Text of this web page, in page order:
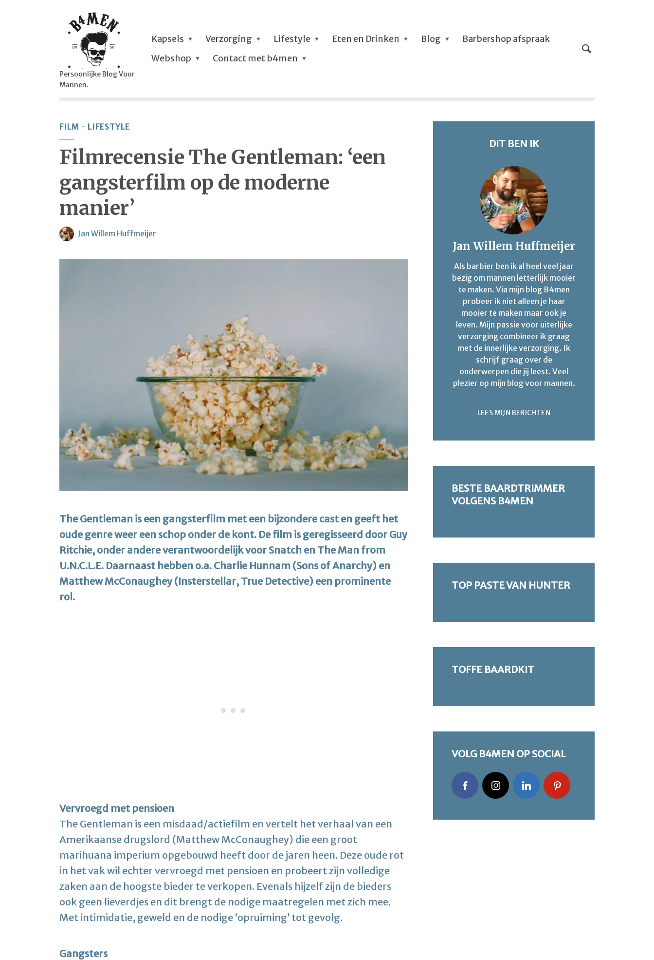
Persoonlijke Blog Voor
Mannen.
Kapsels Verzorging Lifestyle Eten en Drinken Blog
Barbershop afspraak
Webshop
Contact met b4men
FILM LIFESTYLE
Filmrecensie The Gentleman: ‘een
gangsterfilm op de moderne
manier’
Jan Willem Huffmeijer
The Gentleman is een gangsterfilm met een bijzondere cast en geeft het
oude genre weer een schop onder de kont. De film is geregisseerd door Guy
Ritchie, onder andere verantwoordelijk voor Snatch en The Man from
U.N.C.L.E. Daarnaast hebben o.a. Charlie Hunnam (Sons of Anarchy) en
Matthew McConaughey (Insterstellar, True Detective) een prominente
rol.
Vervroegd met pensioen
The Gentleman is een misdaad/actiefilm en vertelt het verhaal van een
Amerikaanse drugslord (Matthew McConaughey) die een groot
marihuana imperium opgebouwd heeft door de jaren heen. Deze oude rot
in het vak wil echter vervroegd met pensioen en probeert zijn volledige
zaken aan de hoogste bieder te verkopen. Evenals hijzelf zijn de bieders
ook geen lieverdjes en dit brengt de nodige maatregelen met zich mee.
Met intimidatie, geweld en de nodige ‘opruiming’ tot gevolg.
Gangsters
DIT BEN IK
Jan Willem Huffmeijer
Als barbier ben ik al heel veel jaar
bezig om mannen letterlijk mooier
te maken. Via mijn blog B4men
probeer ik niet alleen je haar
mooier te maken maar ook je
leven. Mijn passie voor uiterlijke
verzorging combineer ik graag
met de innerlijke verzorging. Ik
schrijf graag over de
onderwerpen die jij leest. Veel
plezier op mijn blog voor mannen.
LEES MIJN BERICHTEN
BESTE BAARDTRIMMER
VOLGENS B4MEN
TOP PASTE VAN HUNTER
TOFFE BAARDKIT
VOLG B4MEN OP SOCIAL